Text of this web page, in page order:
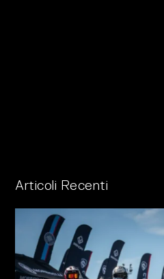
Articoli Recenti